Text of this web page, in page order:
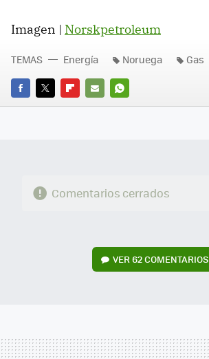
Imagen | Norskpetroleum
FACEBOOK
TWITTERFLIPBOARD
E-
WHATSAPP
TEMAS Energía Noruega Gas
Comentarios cerrados
VER62 COMENTARIOS